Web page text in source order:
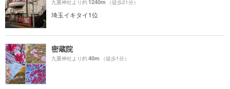
九重神社より約1240m （徒歩21分）
埼玉イキタイ1位
密蔵院
九重神社より約40m （徒歩1分）